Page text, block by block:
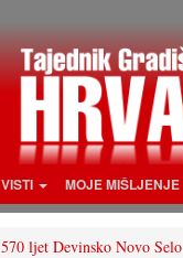
VISTI MOJE MIŠLJENJE
570 ljet Devinsko Novo Selo